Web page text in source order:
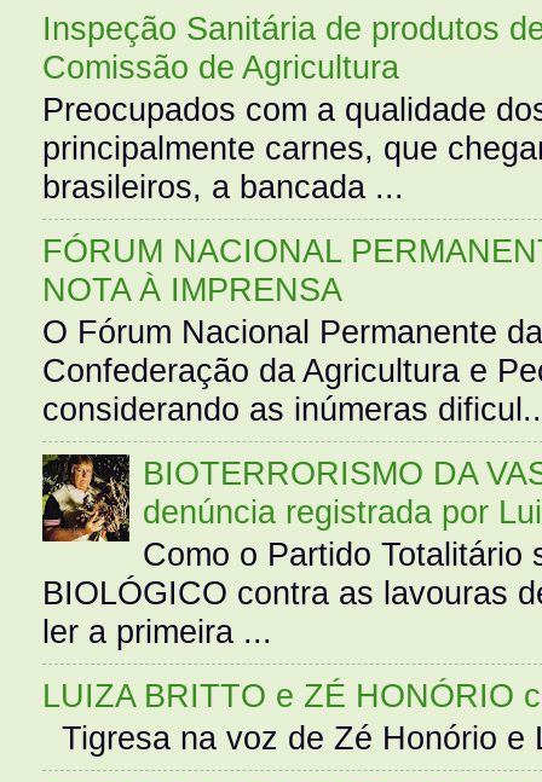
Inspeção Sanitária de produtos
Comissão de Agricultura
Preocupados com a qualidade
principalmente carnes, que
brasileiros, a bancada ...
FÓRUM NACIONAL
NOTA À IMPRENSA
O Fórum Nacional Permanente
Confederação da Agricultura e
considerando as inúmeras
BIOTERRORISMO DA
denúncia registrada por
Como o Partido Totalitário
BIOLÓGICO contra as lavouras
ler a primeira ...
LUIZA BRITTO e ZÉ HONÓRIO
Tigresa na voz de Zé Honório